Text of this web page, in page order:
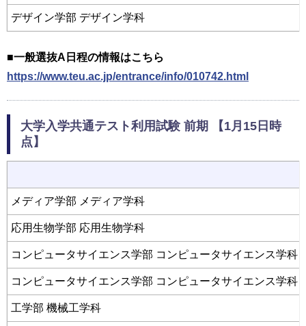
デザイン学部 デザイン学科
■一般選抜A日程の情報はこちら
https://www.teu.ac.jp/entrance/info/010742.html
大学入学共通テスト利用試験 前期 【1月15日時
点】
メディア学部 メディア学科
応用生物学部 応用生物学科
コンピュータサイエンス学部 コンピュータサイエンス学科
コンピュータサイエンス学部 コンピュータサイエンス学科
工学部 機械工学科